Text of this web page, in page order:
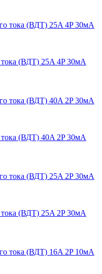
(ВДТ) 25A 4P 30мА
(ВДТ) 40A 2P 30мА
(ВДТ) 25A 2P 30мА